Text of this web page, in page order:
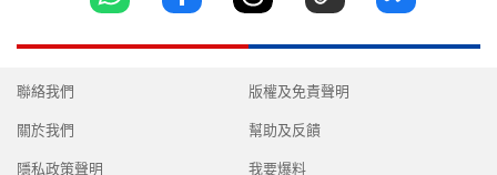
聯絡我們
關於我們
隱私政策聲明
版權及免責聲明
幫助及反饋
我要爆料